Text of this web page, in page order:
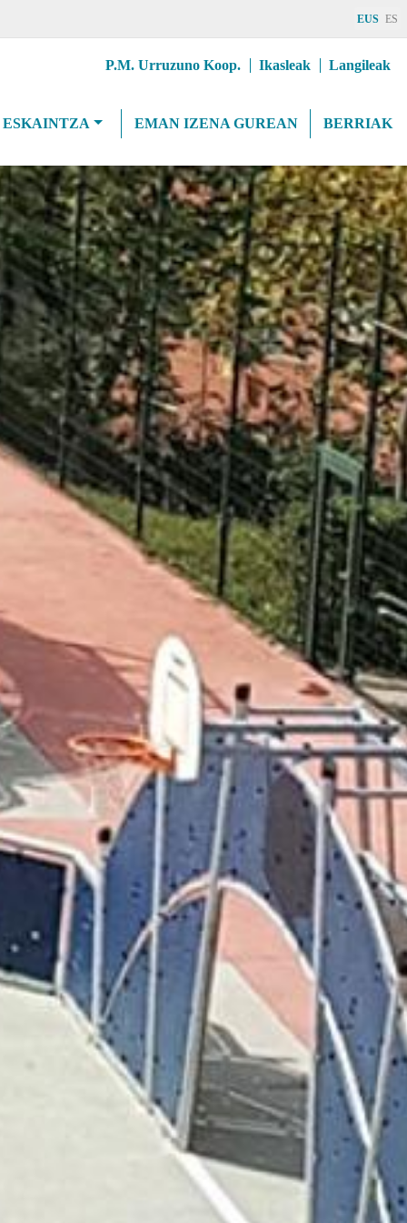
EUS ES
goiburuMenua
P.M. Urruzuno Koop. Ikasleak Langileak
EMAN IZENA GUREAN BERRIAK